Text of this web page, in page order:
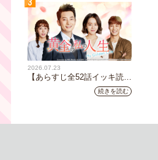
月11日（木）朝8時放送スタ
ート
2026.07.23
【あらすじ全52話イッキ読
み】韓国ドラマ『黄金の私の
人生』｜テレビ大阪 月曜～
続きを読む